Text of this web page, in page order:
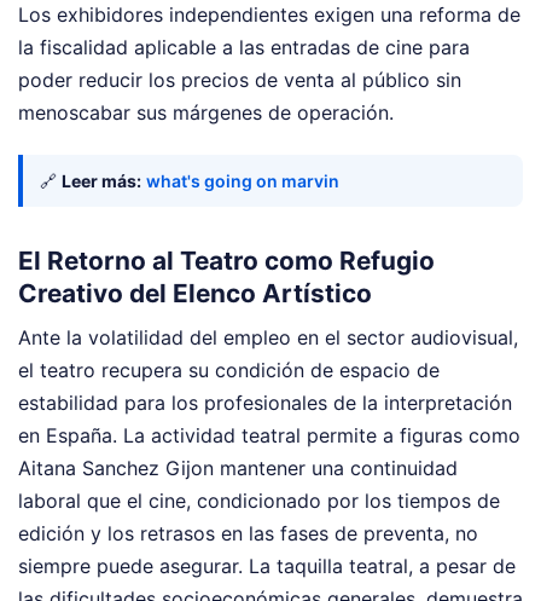
Los exhibidores independientes exigen una reforma de
la fiscalidad aplicable a las entradas de cine para
poder reducir los precios de venta al público sin
menoscabar sus márgenes de operación.
🔗 Leer más: what's going on marvin
El Retorno al Teatro como Refugio
Creativo del Elenco Artístico
Ante la volatilidad del empleo en el sector audiovisual,
el teatro recupera su condición de espacio de
estabilidad para los profesionales de la interpretación
en España. La actividad teatral permite a figuras como
Aitana Sanchez Gijon mantener una continuidad
laboral que el cine, condicionado por los tiempos de
edición y los retrasos en las fases de preventa, no
siempre puede asegurar. La taquilla teatral, a pesar de